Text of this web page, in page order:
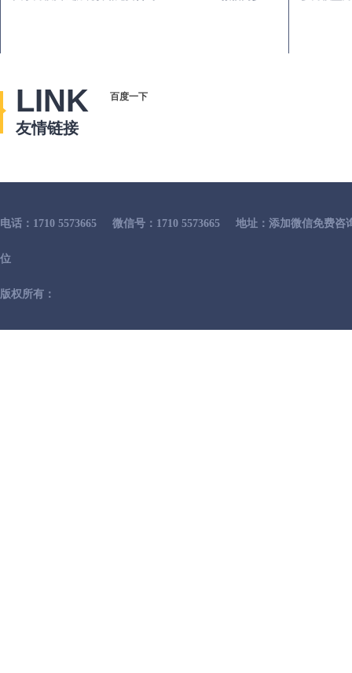
LINK
友情链接
百度一下
电话：1710 5573665 微信号：1710 5573665 地址：添加微信免费咨
位
版权所有：